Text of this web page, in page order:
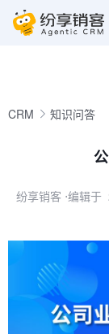
CRM 知识问答
纷享销客 ⋅编辑